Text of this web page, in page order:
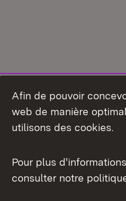
Aperçu des thèmes
Afin de pouvoir
web de manière
utilisons des cookies.
Pour plus
consulter notre